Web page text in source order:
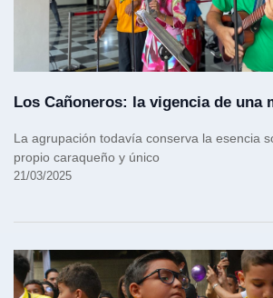
Los Cañoneros: la vigencia de una
La agrupación todavía conserva la esencia
propio caraqueño y único
21/03/2025